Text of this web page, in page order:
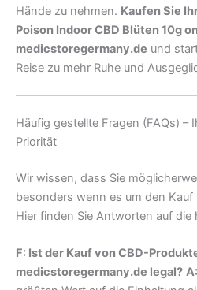
Hände zu nehmen. Kaufen Sie
Poison Indoor CBD Blüten 10g
medicstoregermany.de und
Reise zu mehr Ruhe und
Häufig gestellte Fragen (FAQs) –
Priorität
Wir wissen, dass Sie
besonders wenn es um den
Hier finden Sie Antworten auf die
F: Ist der Kauf von CBD-
medicstoregermany.de legal? A: